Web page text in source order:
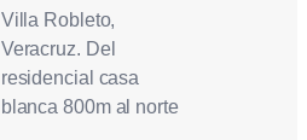
Villa Robleto,
Veracruz. Del
residencial casa
blanca 800m al norte